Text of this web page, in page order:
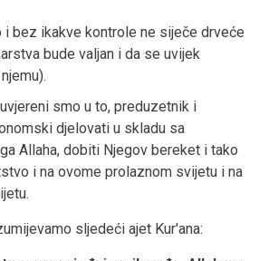
i bez ikakve kontrole ne siječe drveće
bude valjan i da se uvijek
smo u to, preduzetnik i
djelovati u skladu sa
Allaha, dobiti Njegov bereket i tako
i na ovome prolaznom svijetu i na
sljedeći ajet Kur'ana: